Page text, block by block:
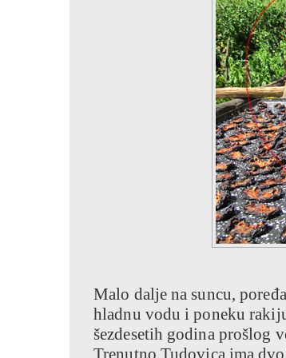
Malo dalje na suncu,
hladnu vodu i poneku
šezdesetih godina prošlog
Trenutno Tudovica ima